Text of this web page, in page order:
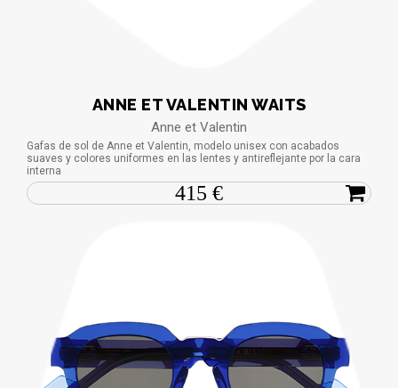
ANNE ET VALENTIN WAITS
Anne et Valentin
Gafas de sol de Anne et Valentin, modelo unisex con acabados
suaves y colores uniformes en las lentes y antireflejante por la cara
interna
415 €